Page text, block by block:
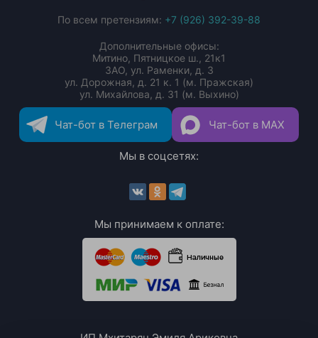
По всем претензиям: +7 (926) 392-39-88
Дополнительные офисы:
Митино, Пятницкое ш., 21к1
ЗАО, ул. Раменки, д. 3
ул. Дорожная, д. 21 к. 1 (м. Пражская)
ул. Михайлова, д. 31 (м. Выхино)
Чат-бот в Телеграм Чат-бот в MAX
Мы в соцсетях:
Мы принимаем к оплате: